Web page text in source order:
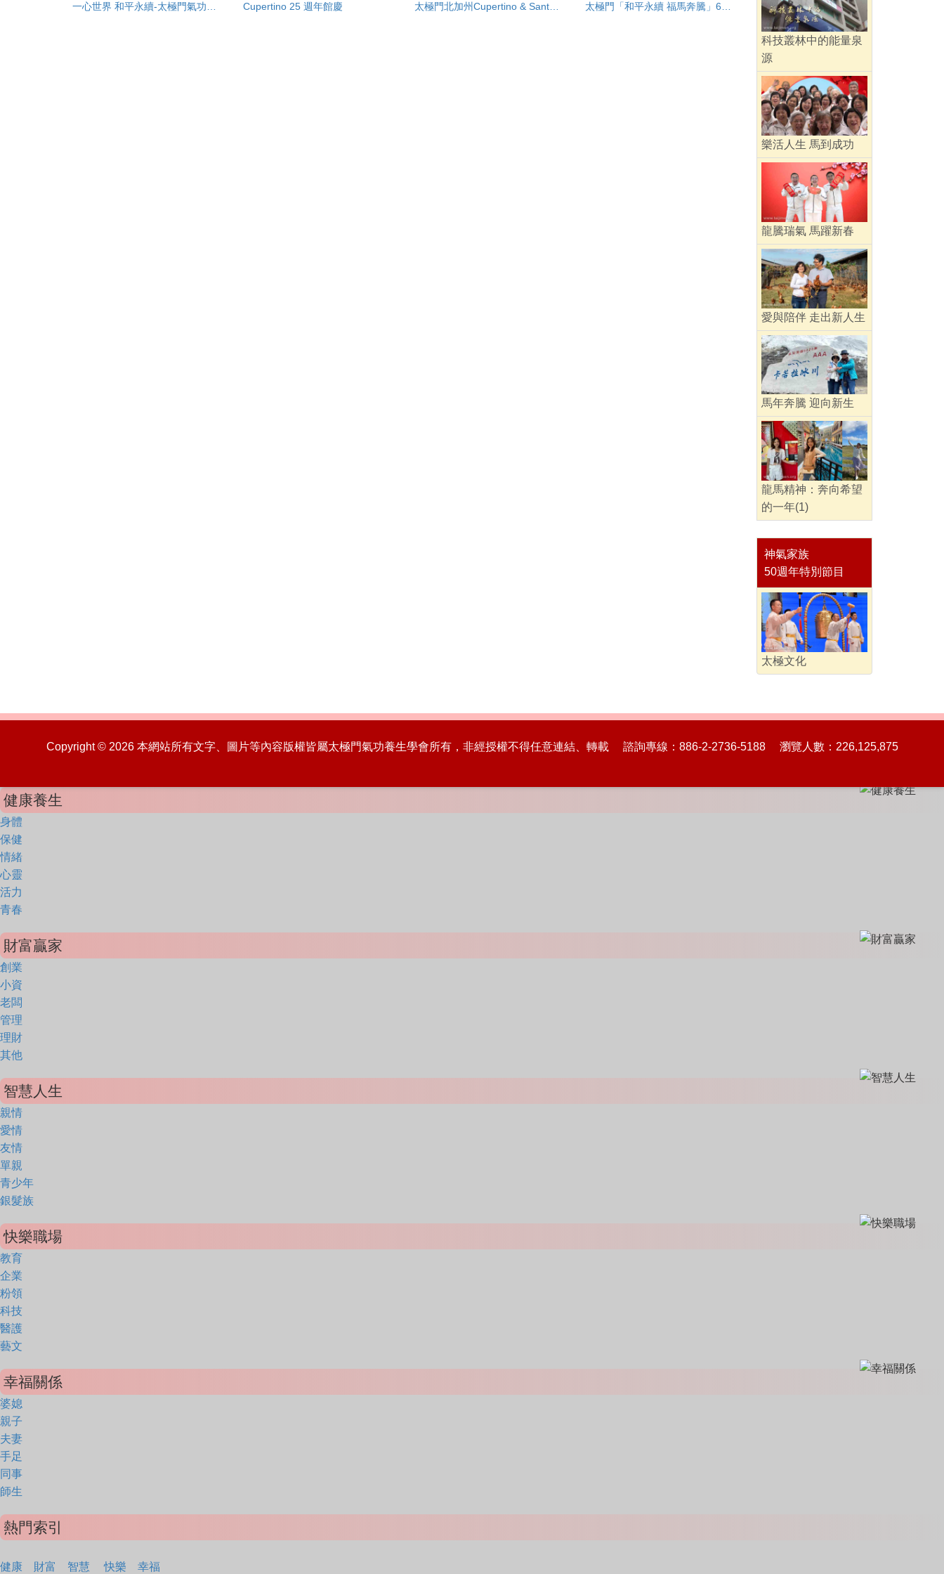
一心世界 和平永續-太極門氣功養生學會六十週年慶 Cupertino 25 週年館慶 太極門北加州Cupertino & Santa Clara 道館聯合新春茶敍 太極門「和平永續 福馬奔騰」60週年茶敘
科技叢林中的能量泉
源
樂活人生 馬到成功
龍騰瑞氣 馬躍新春
愛與陪伴 走出新人生
馬年奔騰 迎向新生
龍馬精神：奔向希望
的一年(1)
神氣家族
50週年特別節目
太極文化
Copyright © 2026 本網站所有文字、圖片等內容版權皆屬太極門氣功養生學會所有，非經授權不得任意連結、轉載 諮詢專線：886-2-2736-5188 瀏覽人數：226,125,875
健康養生
身體
保健
情緒
心靈
活力
青春
財富贏家
創業
小資
老闆
管理
理財
其他
智慧人生
親情
愛情
友情
單親
青少年
銀髮族
快樂職場
教育
企業
粉領
科技
醫護
藝文
幸福關係
婆媳
親子
夫妻
手足
同事
師生
熱門索引
健康 財富 智慧 快樂 幸福